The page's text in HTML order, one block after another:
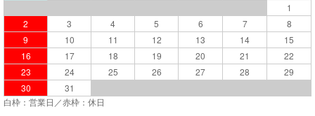
1
2
3 4 5 6 7
8
9
10 11 12 13 14
15
16
17 18 19 20 21
22
23
24 25 26 27 28
29
30
31
白枠：営業日／赤枠：休日